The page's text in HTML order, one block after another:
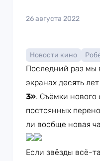
26 августа 2022
Новости кино
Последний раз мы
экранах десять
3». Съёмки
постоянных
ли вообще новая
Если звёзды всё-